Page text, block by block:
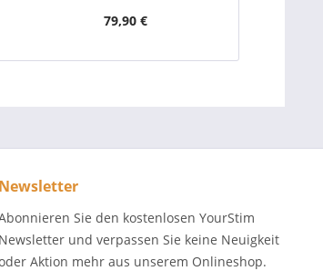
79,90 €
Newsletter
Sie den kostenlosen YourStim
Newsletter und verpassen Sie keine Neuigkeit
Aktion mehr aus unserem Onlineshop.